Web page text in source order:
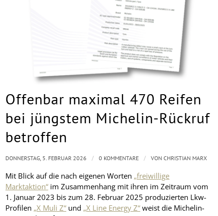
Offenbar maximal 470 Reifen
bei jüngstem Michelin-Rückruf
betroffen
Mit Blick auf die nach eigenen Worten „freiwillige
Marktaktion“ im Zusammenhang mit ihren im Zeitraum vom
1. Januar 2023 bis zum 28. Februar 2025 produzierten Lkw-
Profilen „X Muli Z“ und „X Line Energy Z“ weist die Michelin-
DONNERSTAG, 5. FEBRUAR 2026 / 0 KOMMENTARE / VONCHRISTIAN MARX